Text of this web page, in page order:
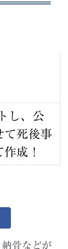
し、公
て死後事
成！
骨などが